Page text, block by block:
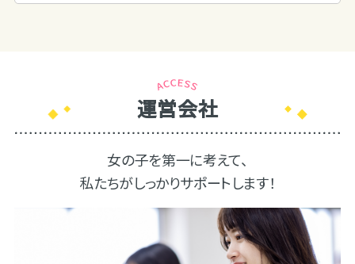
運営会社
女の子を第一に考えて、
私たちがしっかりサポートします！